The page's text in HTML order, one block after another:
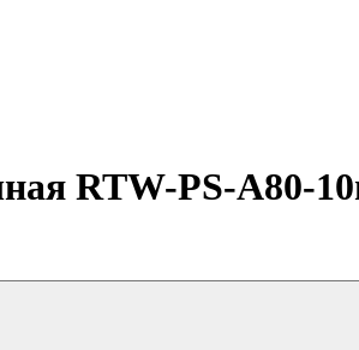
RTW-PS-A80-